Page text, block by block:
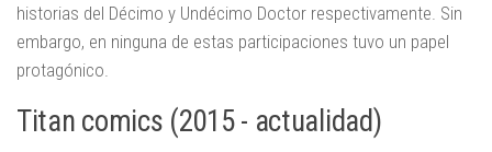
historias del Décimo y Undécimo Doctor respectivamente. Sin
embargo, en ninguna de estas participaciones tuvo un papel
protagónico.
Titan comics (2015 - actualidad)